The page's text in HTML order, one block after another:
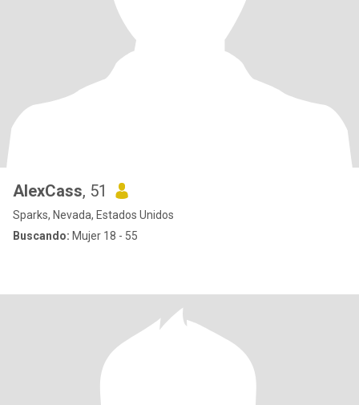
AlexCass, 51
Sparks, Nevada, Estados Unidos
Buscando: Mujer 18 - 55